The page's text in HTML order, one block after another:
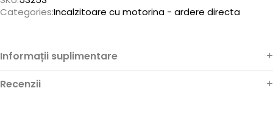
Categories:Incalzitoare cu motorina - ardere directa
Informații suplimentare
Recenzii